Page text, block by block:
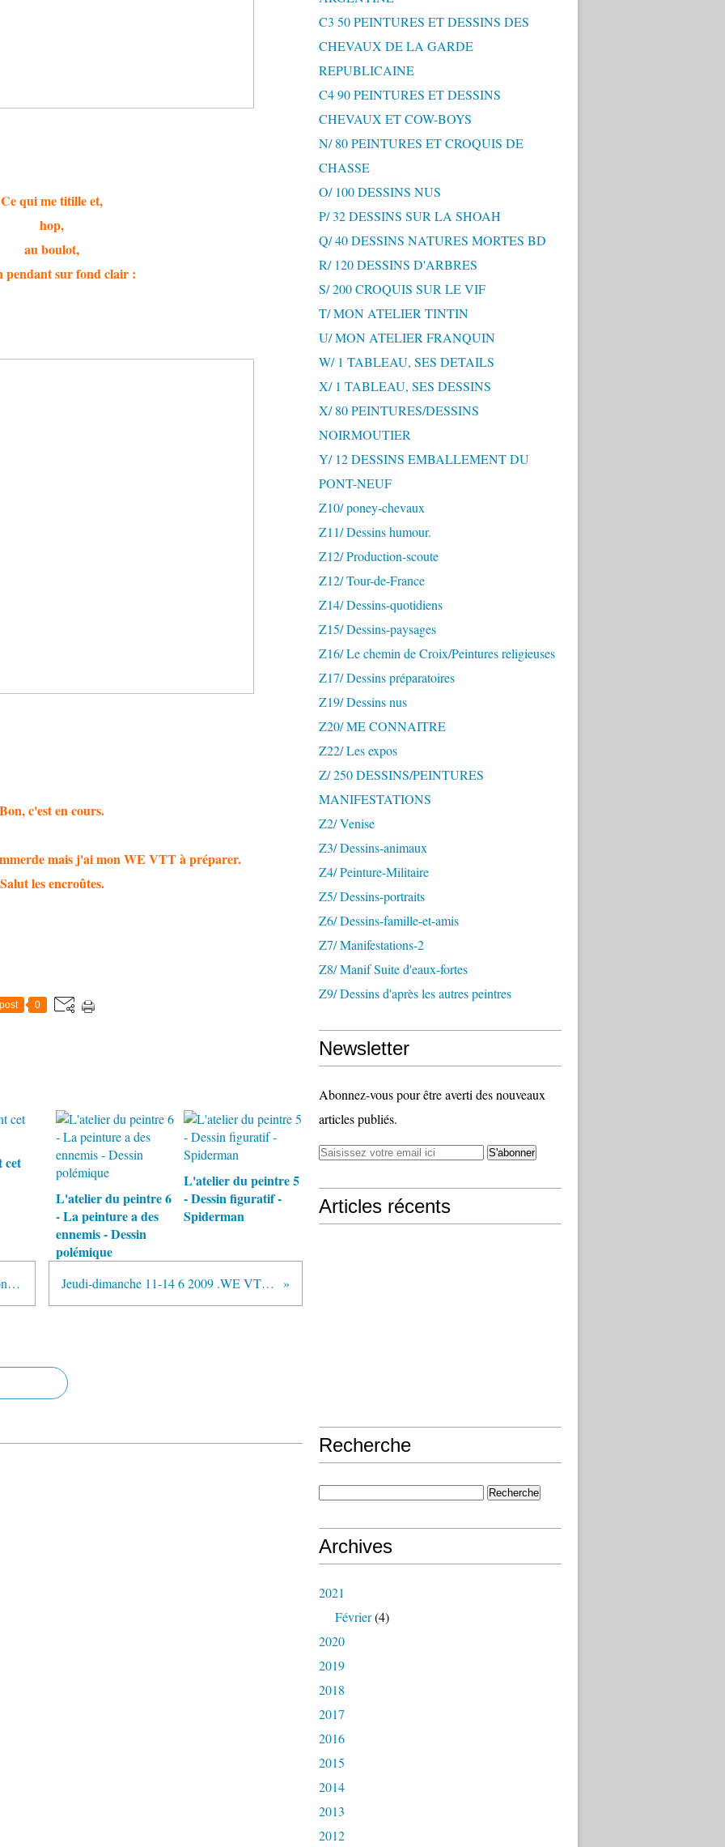
Ce qui me titille et,
hop,
au boulot,
pendant sur fond clair :
Bon, c'est en cours.
mais j'ai mon WE VTT à préparer.
Salut les encroûtes.
0
cet
L'atelier du peintre 6
- La peinture a des
ennemis - Dessin
polémique
L'atelier du peintre 5
- Dessin figuratif -
Spiderman
Retour d'Argentine et acclimatation Lundi 1 juin - lundi 8 juin 2009 Jeudi-dimanche 11-14 6 2009 .WE VTT avec les potes. Clermont-Ferrand
C3 50 PEINTURES ET DESSINS DES
CHEVAUX DE LA GARDE
REPUBLICAINE
C4 90 PEINTURES ET DESSINS
CHEVAUX ET COW-BOYS
N/ 80 PEINTURES ET CROQUIS DE
CHASSE
O/ 100 DESSINS NUS
P/ 32 DESSINS SUR LA SHOAH
Q/ 40 DESSINS NATURES MORTES BD
R/ 120 DESSINS D'ARBRES
S/ 200 CROQUIS SUR LE VIF
T/ MON ATELIER TINTIN
U/ MON ATELIER FRANQUIN
W/ 1 TABLEAU, SES DETAILS
X/ 1 TABLEAU, SES DESSINS
X/ 80 PEINTURES/DESSINS
NOIRMOUTIER
Y/ 12 DESSINS EMBALLEMENT DU
PONT-NEUF
Z10/ poney-chevaux
Z11/ Dessins humour.
Z12/ Production-scoute
Z12/ Tour-de-France
Z14/ Dessins-quotidiens
Z15/ Dessins-paysages
Z16/ Le chemin de Croix/Peintures religieuses
Z17/ Dessins préparatoires
Z19/ Dessins nus
Z20/ ME CONNAITRE
Z22/ Les expos
Z/ 250 DESSINS/PEINTURES
MANIFESTATIONS
Z2/ Venise
Z3/ Dessins-animaux
Z4/ Peinture-Militaire
Z5/ Dessins-portraits
Z6/ Dessins-famille-et-amis
Z7/ Manifestations-2
Z8/ Manif Suite d'eaux-fortes
Z9/ Dessins d'après les autres peintres
Newsletter
Abonnez-vous pour être averti des nouveaux
articles publiés.
Articles récents
Recherche
Archives
2021
Février(4)
2020
2019
2018
2017
2016
2015
2014
2013
2012